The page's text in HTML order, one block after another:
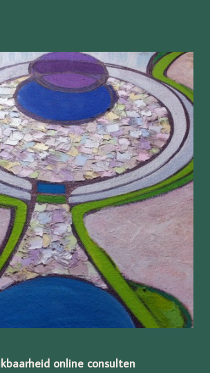
online consulten